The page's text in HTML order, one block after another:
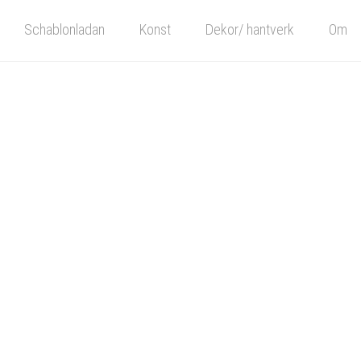
Schablonladan Konst Dekor/ hantverk Om